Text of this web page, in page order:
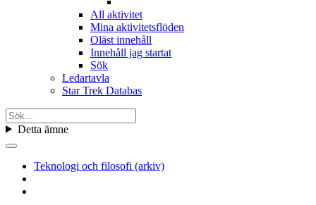
All aktivitet
Mina aktivitetsflöden
Oläst innehåll
Innehåll jag startat
Sök
Ledartavla
Star Trek Databas
Detta ämne
Teknologi och filosofi (arkiv)